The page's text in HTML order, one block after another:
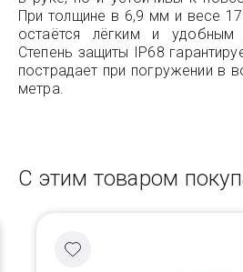
При толщине в 6,9 мм и весе
остаётся лёгким и удобным
Степень защиты IP68
пострадает при погружении в
метра.
С этим товаром